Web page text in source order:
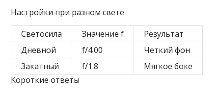
Настройки при разном свете
Светосила
Значение f
Результат
Дневной
f/4.00
Четкий фон
Закатный
f/1.8
Мягкое боке
Короткие ответы